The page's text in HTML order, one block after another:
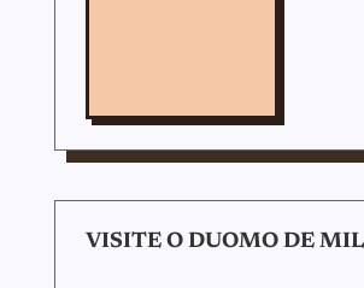
VISITE O DUOMO DE